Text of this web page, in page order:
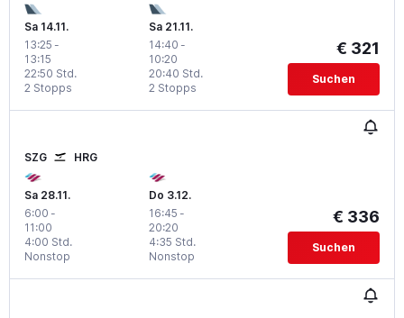
Sa 14.11.
13:25 -
13:15
2 Stopps
22:50 Std.
Sa 21.11.
14:40 -
10:20
2 Stopps
20:40 Std.
€ 321
Suchen
SZG HRG
Sa 28.11.
6:00 -
11:00
Nonstop
4:00 Std.
Do 3.12.
16:45 -
20:20
Nonstop
4:35 Std.
€ 336
Suchen